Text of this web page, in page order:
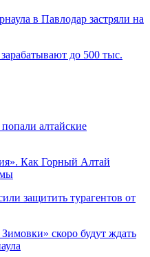
в Павлодар застряли на
до 500 тыс.
алтайские
Как Горный Алтай
защитить турагентов от
скоро будут ждать